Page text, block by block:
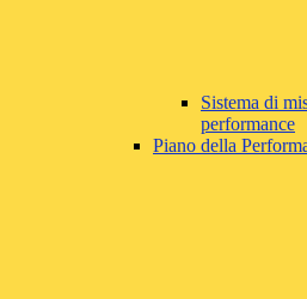
Sistema di
performance
Piano della